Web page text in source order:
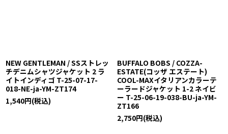
NEW GENTLEMAN / SSストレッ
チデニムシャツジャケット 2 ラ
イトインディゴ T-25-07-17-
018-NE-ja-YM-ZT174
1,540円(税込)
BUFFALO BOBS / COZZA-
ESTATE(コッザ エステート)
COOL-MAXイタリアンカラーテ
ーラードジャケット 1-2 ネイビ
ー T-25-06-19-038-BU-ja-YM-
ZT166
2,750円(税込)